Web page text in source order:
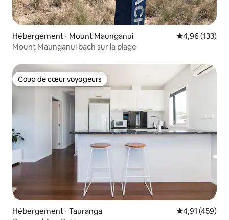
Hébergement ⋅ Mount Maunganui Évaluation
4,96 (133)
Mount Maunganui bach sur la plage
Coup de cœur voyageurs
Coup de cœur voyageurs
Hébergement ⋅ Tauranga Évaluation
4,91 (459)